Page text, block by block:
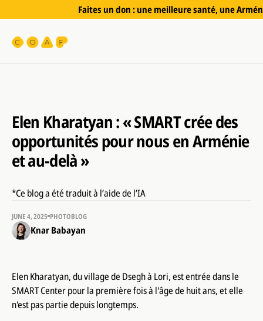
Faites un don : une meilleure santé, une
Elen Kharatyan : « SMART crée des
opportunités pour nous en Arménie
et au-delà »
*Ce blog a été traduit à l’aide de l’IA
Knar Babayan
JUNE 4, 2025 PHOTOBLOG
Elen Kharatyan, du village de Dsegh à Lori, est entrée dans le
SMART Center pour la première fois à l'âge de huit ans, et elle
n'est pas partie depuis longtemps.